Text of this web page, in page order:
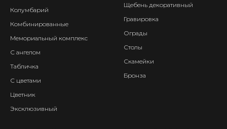
Колумбарий
Комбинированные
Мемориальный комплекс
С ангелом
Табличка
С цветами
Цветник
Эксклюзивный
Щебень декоративный
Гравировка
Ограды
Столы
Скамейки
Бронза